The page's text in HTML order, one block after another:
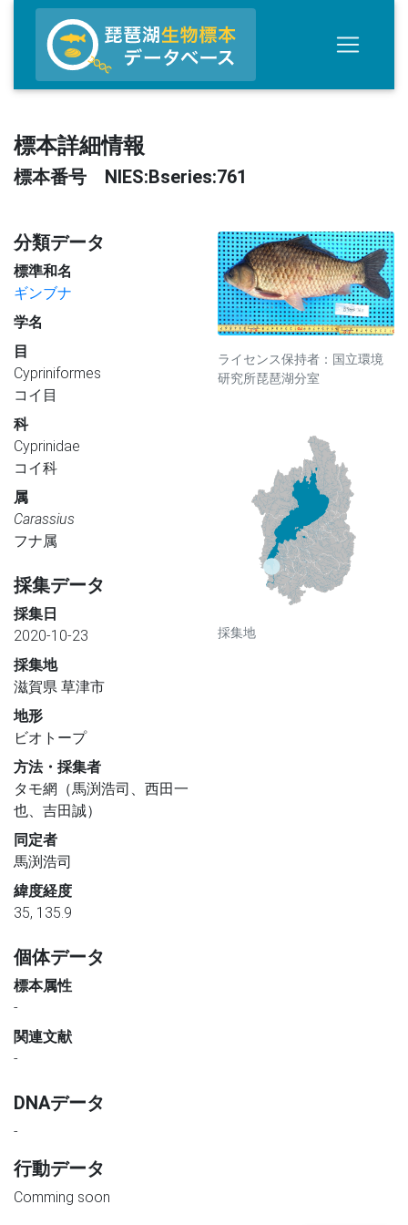
標本詳細情報
標本番号 NIES:Bseries:761
分類データ
標準和名
ギンブナ
学名
目
Cypriniformes
コイ目
科
Cyprinidae
コイ科
属
Carassius
フナ属
採集データ
採集日
2020-10-23
採集地
滋賀県 草津市
地形
ビオトープ
方法・採集者
タモ網（馬渕浩司、西田一
也、吉田誠）
同定者
馬渕浩司
緯度経度
35, 135.9
個体データ
標本属性
-
関連文献
-
DNAデータ
-
行動データ
Comming soon
ライセンス保持者：国立環境
研究所琵琶湖分室
採集地